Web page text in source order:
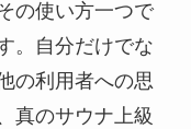
の使い方一つで
。自分だけでな
の利用者への思
真のサウナ上級